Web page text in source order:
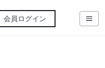
会員ログイン